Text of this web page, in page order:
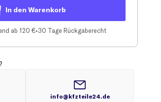
In den Warenkorb
ab 120 €•30 Tage Rückgaberecht